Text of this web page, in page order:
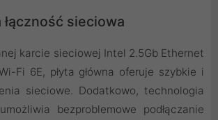
sieciowa
karcie sieciowej Intel 2.5Gb Ethernet
Fi 6E, płyta główna oferuje szybkie i
sieciowe. Dodatkowo, technologia
bezproblemowe podłączanie